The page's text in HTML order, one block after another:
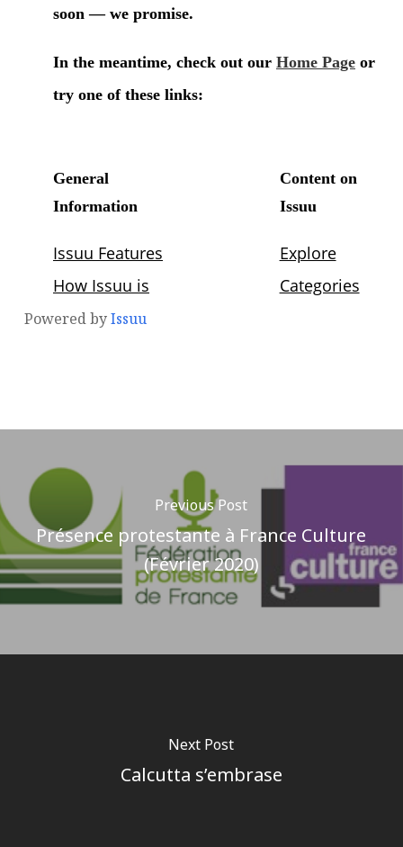
Powered byIssuu
Previous Post
Présence protestante à France Culture
(Février 2020)
Next Post
Calcutta s’embrase